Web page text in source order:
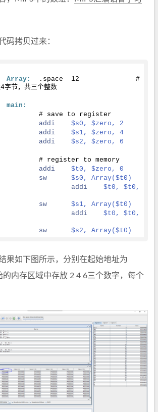
码拷贝过来：
Array:
12
4字节，共三个整数
main:
		# save to register
addi
$s0, $zero, 2
addi
$s1, $zero, 4
addi
$s2, $zero, 6
		# register to memory
addi
$t0, $zero, 0
sw
$s0, Array($t0)
addi
$t0, $t0,
sw
$s1, Array($t0)
addi
$t0, $t0,
sw
$s2, Array($t0)
果如下图所示，分别在起始地址为
内存区域中存放 2 4 6三个数字，每个